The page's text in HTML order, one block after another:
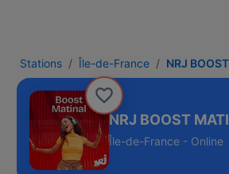
Stations Île-de-France NRJ
NRJ BOOST
Île-de-France - Online